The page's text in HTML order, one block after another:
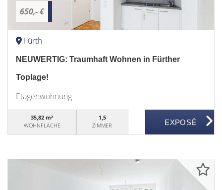
650,- €
Fürth
NEUWERTIG: Traumhaft Wohnen in Fürther
Toplage!
Etagenwohnung
35,82 m²
WOHNFLÄCHE
1,5
ZIMMER